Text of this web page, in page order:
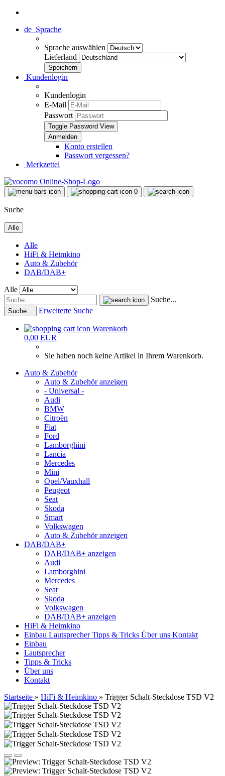
de Sprache
Sprache auswählen
Lieferland
Kundenlogin
Kundenlogin
E-Mail
Passwort
Toggle Password View
Konto erstellen
Passwort vergessen?
Merkzettel
0
Suche
Alle
Alle
HiFi & Heimkino
Auto & Zubehör
DAB/DAB+
Alle
Suche...
Suche... Erweiterte Suche
Warenkorb
0,00 EUR
Sie haben noch keine Artikel in Ihrem Warenkorb.
Auto & Zubehör
Auto & Zubehör anzeigen
- Universal -
Audi
BMW
Citroën
Fiat
Ford
Lamborghini
Lancia
Mercedes
Mini
Opel/Vauxhall
Peugeot
Seat
Skoda
Smart
Volkswagen
Auto & Zubehör anzeigen
DAB/DAB+
DAB/DAB+ anzeigen
Audi
Lamborghini
Mercedes
Seat
Skoda
Volkswagen
DAB/DAB+ anzeigen
HiFi & Heimkino
Einbau LautsprecherTipps & Tricks Über uns Kontakt
Einbau
Lautsprecher
Tipps & Tricks
Über uns
Kontakt
Startseite » HiFi & Heimkino » Trigger Schalt-Steckdose TSD V2